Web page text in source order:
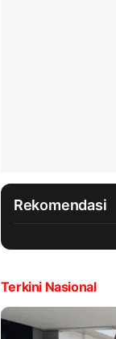
Rekomendasi
Terkini Nasional